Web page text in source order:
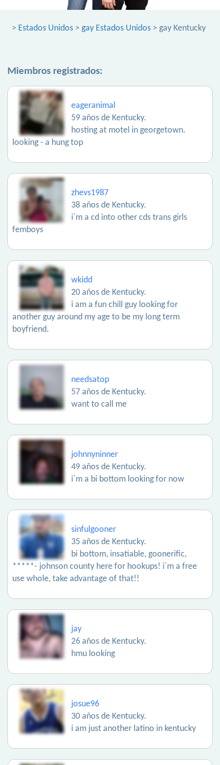
> Estados Unidos > gay Estados Unidos > gay Kentucky
Miembros registrados:
eageranimal
59 años de Kentucky.
hosting at motel in georgetown.
looking - a hung top
zhevs1987
38 años de Kentucky.
i´m a cd into other cds trans girls
femboys
wkidd
20 años de Kentucky.
i am a fun chill guy looking for
another guy around my age to be my long term
boyfriend.
needsatop
57 años de Kentucky.
want to call me
johnnyninner
49 años de Kentucky.
i´m a bi bottom looking for now
sinfulgooner
35 años de Kentucky.
bi bottom, insatiable, goonerific,
*****- johnson county here for hookups! i´m a free
use whole, take advantage of that!!
jay
26 años de Kentucky.
hmu looking
josue96
30 años de Kentucky.
i am just another latino in kentucky